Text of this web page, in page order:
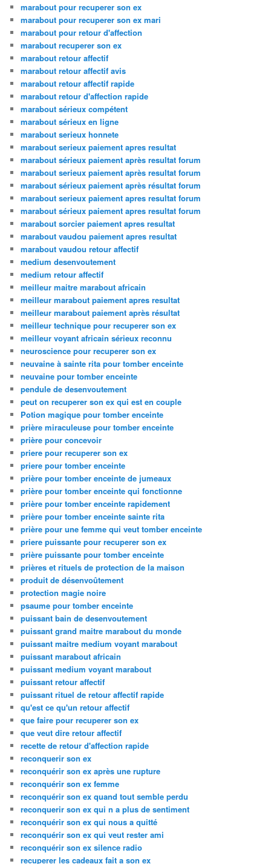
marabout pour recuperer son ex
marabout pour recuperer son ex mari
marabout pour retour d'affection
marabout recuperer son ex
marabout retour affectif
marabout retour affectif avis
marabout retour affectif rapide
marabout retour d'affection rapide
marabout sérieux compétent
marabout sérieux en ligne
marabout serieux honnete
marabout serieux paiement apres resultat
marabout sérieux paiement après resultat forum
marabout serieux paiement après resultat forum
marabout sérieux paiement après résultat forum
marabout serieux paiement apres resultat forum
marabout sérieux paiement apres resultat forum
marabout sorcier paiement apres resultat
marabout vaudou paiement apres resultat
marabout vaudou retour affectif
medium desenvoutement
medium retour affectif
meilleur maitre marabout africain
meilleur marabout paiement apres resultat
meilleur marabout paiement après résultat
meilleur technique pour recuperer son ex
meilleur voyant africain sérieux reconnu
neuroscience pour recuperer son ex
neuvaine à sainte rita pour tomber enceinte
neuvaine pour tomber enceinte
pendule de desenvoutement
peut on recuperer son ex qui est en couple
Potion magique pour tomber enceinte
prière miraculeuse pour tomber enceinte
prière pour concevoir
priere pour recuperer son ex
priere pour tomber enceinte
prière pour tomber enceinte de jumeaux
prière pour tomber enceinte qui fonctionne
prière pour tomber enceinte rapidement
prière pour tomber enceinte sainte rita
prière pour une femme qui veut tomber enceinte
priere puissante pour recuperer son ex
prière puissante pour tomber enceinte
prières et rituels de protection de la maison
produit de désenvoûtement
protection magie noire
psaume pour tomber enceinte
puissant bain de desenvoutement
puissant grand maitre marabout du monde
puissant maitre medium voyant marabout
puissant marabout africain
puissant medium voyant marabout
puissant retour affectif
puissant rituel de retour affectif rapide
qu'est ce qu'un retour affectif
que faire pour recuperer son ex
que veut dire retour affectif
recette de retour d'affection rapide
reconquerir son ex
reconquérir son ex après une rupture
reconquérir son ex femme
reconquérir son ex quand tout semble perdu
reconquerir son ex qui n a plus de sentiment
reconquérir son ex qui nous a quitté
reconquérir son ex qui veut rester ami
reconquérir son ex silence radio
recuperer les cadeaux fait a son ex